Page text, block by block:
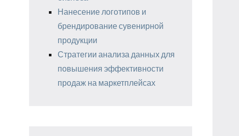
Нанесение логотипов и
брендирование сувенирной
продукции
Стратегии анализа данных для
повышения эффективности
продаж на маркетплейсах